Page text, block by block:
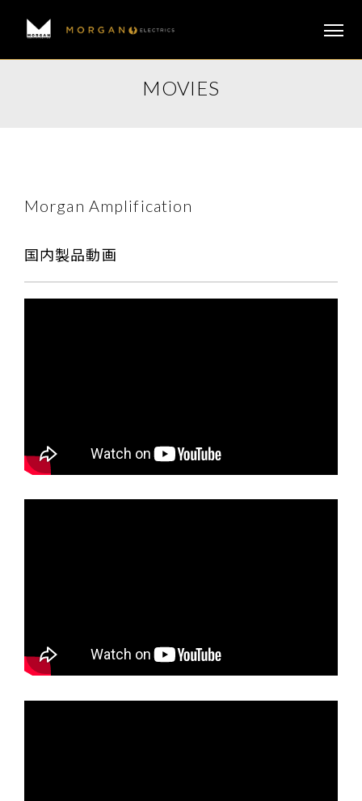
MOVIES
NEWS
SUPPORT
©Quanta Intl.
MOVIES
Morgan Amplification
国内製品動画